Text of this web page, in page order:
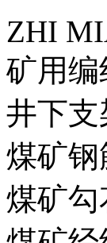
ZHI
矿用
井下支
煤矿
煤矿勾